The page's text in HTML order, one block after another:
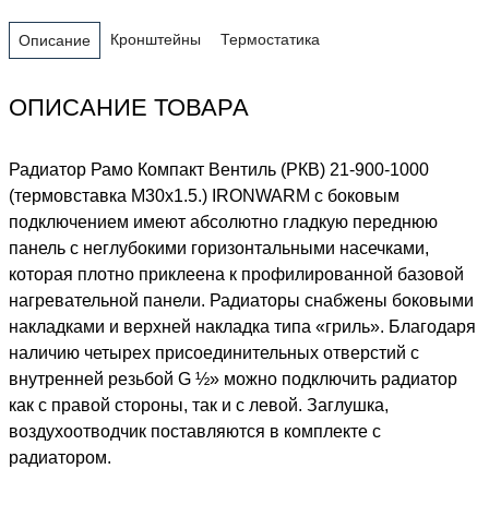
Описание Кронштейны Термостатика
ОПИСАНИЕ ТОВАРА
Радиатор Рамо Компакт Вентиль (РКВ) 21-900-1000
(термовставка М30х1.5.) IRONWARM с боковым
подключением имеют абсолютно гладкую переднюю
панель с неглубокими горизонтальными насечками,
которая плотно приклеена к профилированной базовой
нагревательной панели. Радиаторы снабжены боковыми
накладками и верхней накладка типа «гриль». Благодаря
наличию четырех присоединительных отверстий с
внутренней резьбой G ½» можно подключить радиатор
как с правой стороны, так и с левой. Заглушка,
воздухоотводчик поставляются в комплекте с
радиатором.